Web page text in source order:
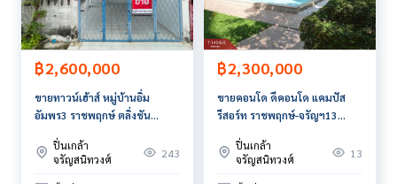
ลิงค์แผนที่ :https://maps.google.com/?q=13.78932800,10
0.48533407
กธนาคาร**
**พร้อมอัตราดอกเบี้ยพิเศษ และ วงเงินสูงสุด 90-100% ของราคา
ประเมิน**
฿2,600,000
ขายทาวน์เฮ้าส์ หมู่บ้านอิ่ม
อัมพร3 ราชพฤกษ์ ตลิ่งชัน
ปิ่นเกล้า
จรัญสนิทวงศ์
243
฿2,300,000
ขายคอนโด ดีคอนโด แคมปัส
รีสอร์ท ราชพฤกษ์-จรัญฯ13
ปิ่นเกล้า
จรัญสนิทวงศ์
13